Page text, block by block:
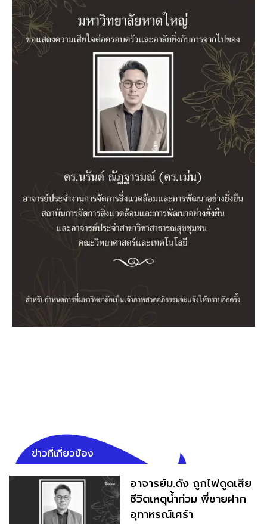
ข่าวที่เกี่ยวข้อง
อาจารย์ม.ดัง ถูกไฟดูดเสีย
ชีวิตเหตุน้ำท่วม พี่ชายฝาก
อุทาหรณ์เศร้า